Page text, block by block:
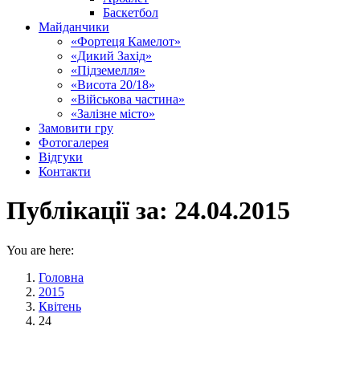
Баскетбол
Майданчики
«Фортеця Камелот»
«Дикий Захід»
«Підземелля»
«Висота 20/18»
«Військова частина»
«Залізне місто»
Замовити гру
Фотогалерея
Відгуки
Контакти
Публікації за: 24.04.2015
You are here:
Головна
2015
Квітень
24